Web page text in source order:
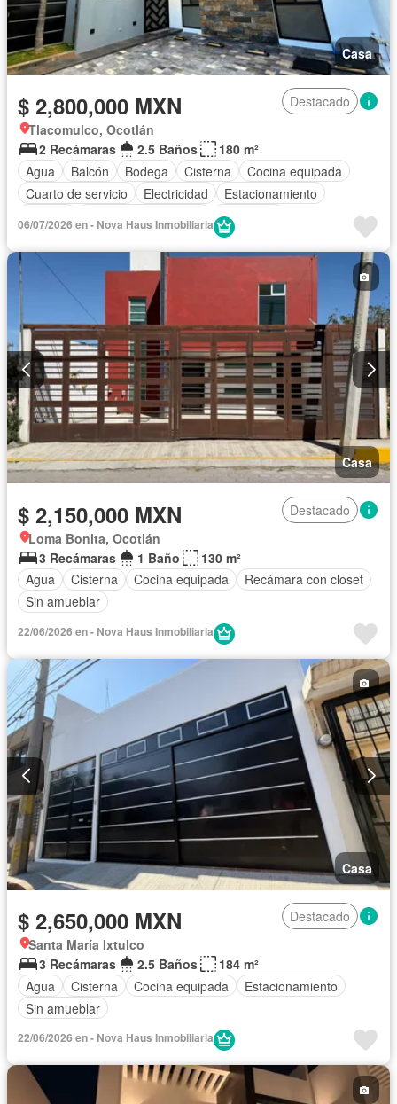
Casa
$ 2,800,000 MXN
Destacado
Tlacomulco, Ocotlán
2 Recámaras
2.5 Baños
180 m²
Agua
Balcón Bodega Cisterna
Cocina equipada
Cuarto de servicio
Electricidad
Estacionamiento
Seguridad
06/07/2026 en - Nova Haus Inmobiliaria
Casa
$ 2,150,000 MXN
Destacado
Loma Bonita, Ocotlán
3 Recámaras
1 Baño
130 m²
Agua
Cisterna Cocina equipada
Recámara con closet
Sin amueblar
22/06/2026 en - Nova Haus Inmobiliaria
Casa
$ 2,650,000 MXN
Destacado
Santa María Ixtulco
3 Recámaras
2.5 Baños
184 m²
Agua
Cisterna Cocina equipada
Estacionamiento
Sin amueblar
22/06/2026 en - Nova Haus Inmobiliaria